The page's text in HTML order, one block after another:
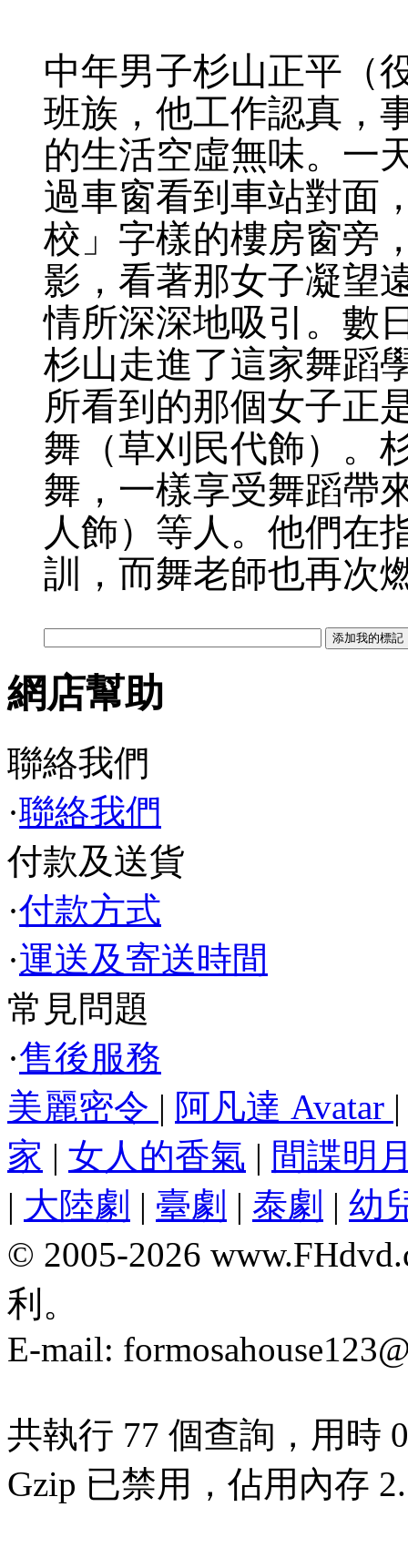
中年男子杉山正平（
班族，他工作認真，
的生活空虛無味。一
過車窗看到車站對面
校」字樣的樓房窗旁
影，看著那女子凝望
情所深深地吸引。數
杉山走進了這家舞蹈
所看到的那個女子正
舞（草刈民代飾）。
舞，一樣享受舞蹈帶
人飾）等人。他們在
訓，而舞老師也再
網店幫助
聯絡我們
·聯絡我們
付款及送貨
·付款方式
·運送及寄送時間
常見問題
·售後服務
美麗密令 | 阿凡達 Avatar
家 | 女人的香氣 | 間諜明
| 大陸劇 | 臺劇 | 泰劇 | 幼
© 2005-2026
利。
E-mail:
共執行 77 個查詢，用時
Gzip 已禁用，佔用內存